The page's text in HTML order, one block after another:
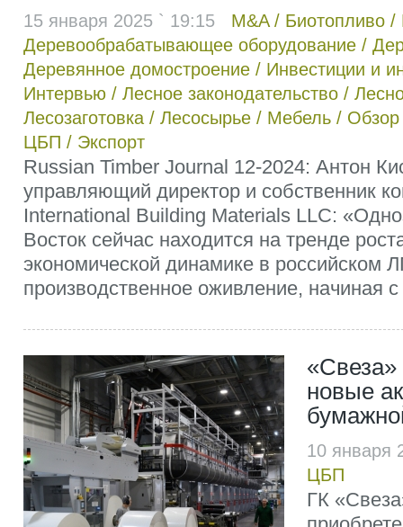
15 января 2025 ` 19:15 M&A/ Биотопливо /
Деревообрабатывающее оборудование /
Деревянное домостроение / Инвестиции и
Интервью / Лесное законодательство /
Лесозаготовка / Лесосырье / Мебель / Обзор
ЦБП / Экспорт
Russian Timber Journal 12-2024: Антон
управляющий директор и собственник
International Building Materials LLC:
Восток сейчас находится на тренде
экономической динамике в российском
производственное оживление, начиная с
новые
10
ЦБП
ГК